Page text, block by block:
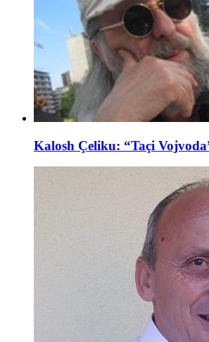
Kalosh Çeliku: “Taçi